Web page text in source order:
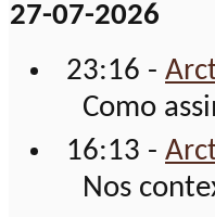
27-07-2026
23:16 -
Como
16:13 -
Nos